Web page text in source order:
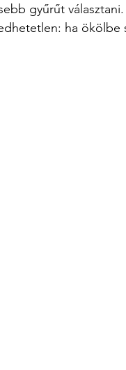
gyűrűt
ha ökölbe